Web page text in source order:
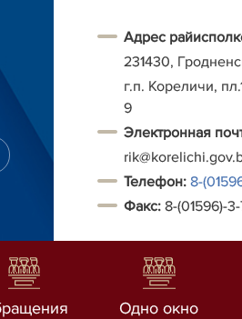
Адрес
231430,
г.п. Кореличи,
9
Электронная
Телефон: 8-
Факс: 8-(01596)-
Одно окно